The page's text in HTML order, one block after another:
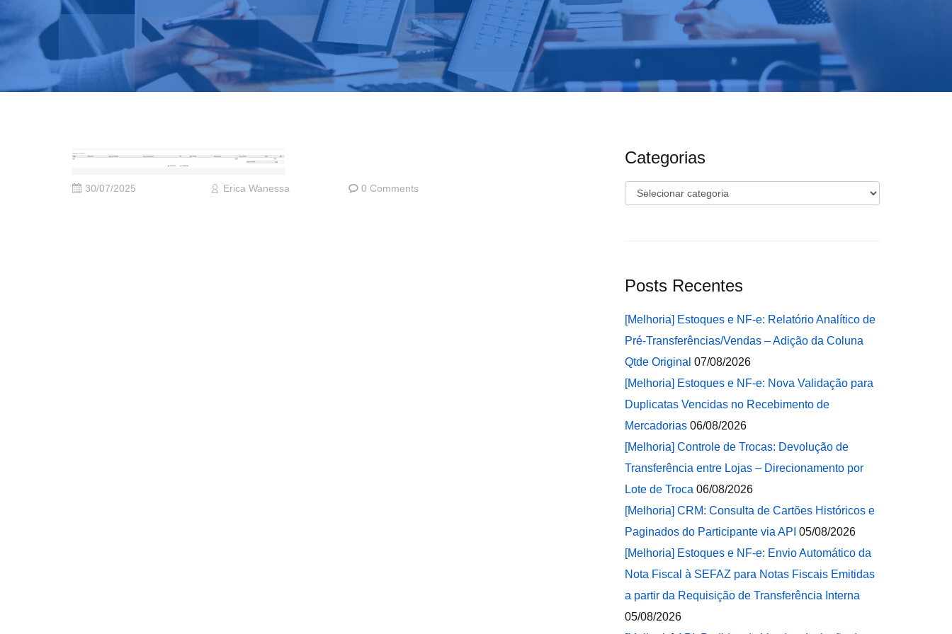
30/07/2025 Erica Wanessa 0 Comments
Categorias
Categorias
Posts Recentes
[Melhoria] Estoques e NF-e: Relatório Analítico de
Pré-Transferências/Vendas – Adição da Coluna
Qtde Original 07/08/2026
[Melhoria] Estoques e NF-e: Nova Validação para
Duplicatas Vencidas no Recebimento de
Mercadorias 06/08/2026
[Melhoria] Controle de Trocas: Devolução de
Transferência entre Lojas – Direcionamento por
Lote de Troca 06/08/2026
[Melhoria] CRM: Consulta de Cartões Históricos e
Paginados do Participante via API 05/08/2026
[Melhoria] Estoques e NF-e: Envio Automático da
Nota Fiscal à SEFAZ para Notas Fiscais Emitidas
a partir da Requisição de Transferência Interna
05/08/2026